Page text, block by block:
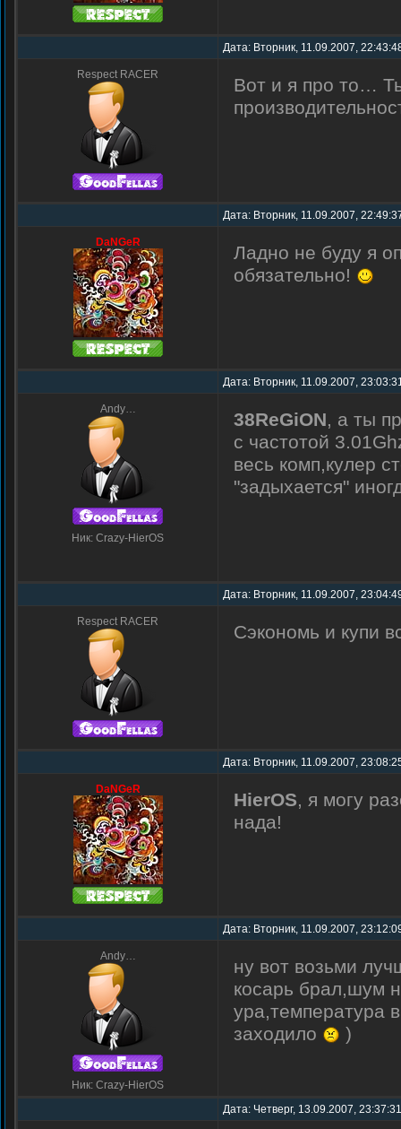
Дата: Вторник, 11.09.2007,
Respect RACER
Вот и я про то…
Дата: Вторник, 11.09.2007,
DaNGeR
Ладно не буду я
обязательно!
Дата: Вторник, 11.09.2007,
Andy…
Ник: Crazy-HierOS
38ReGiON, а ты
с частотой
весь комп,кулер
"задыхается"
Дата: Вторник, 11.09.2007,
Respect RACER Сэкономь и купи
Дата: Вторник, 11.09.2007,
DaNGeR HierOS, я могу
нада!
Дата: Вторник, 11.09.2007,
Andy…
Ник: Crazy-HierOS
ну вот возьми
косарь брал,шум
ура,температура
заходило
)
Дата: Четверг, 13.09.2007,